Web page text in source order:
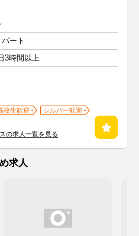
ート
3時間以上
校生歓迎
シルバー歓迎
の求人一覧を見る
求人